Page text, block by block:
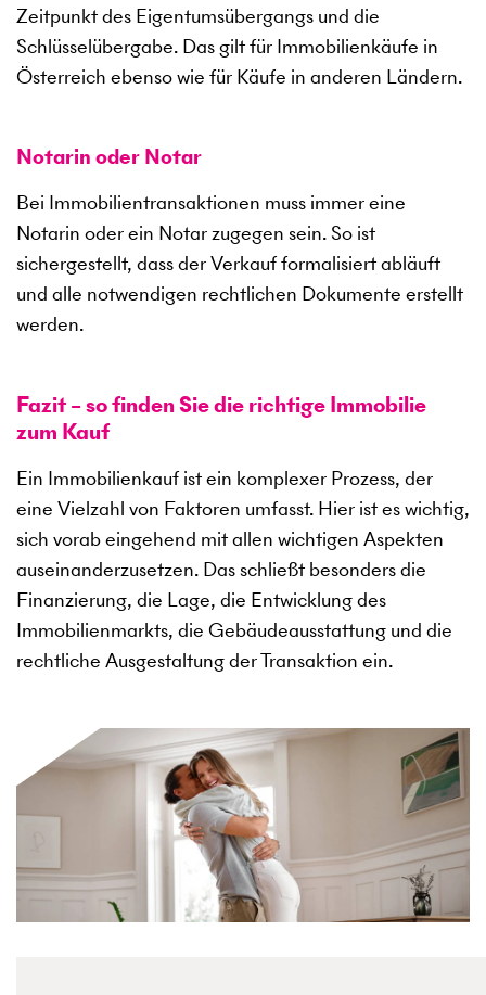
Zeitpunkt des Eigentumsübergangs und die
Schlüsselübergabe. Das gilt für Immobilienkäufe in
Österreich ebenso wie für Käufe in anderen Ländern.
Notarin oder Notar
Bei Immobilientransaktionen muss immer eine
Notarin oder ein Notar zugegen sein. So ist
sichergestellt, dass der Verkauf formalisiert abläuft
und alle notwendigen rechtlichen Dokumente erstellt
werden.
Fazit – so finden Sie die richtige Immobilie
zum Kauf
Ein Immobilienkauf ist ein komplexer Prozess, der
eine Vielzahl von Faktoren umfasst. Hier ist es wichtig,
sich vorab eingehend mit allen wichtigen Aspekten
auseinanderzusetzen. Das schließt besonders die
Finanzierung, die Lage, die Entwicklung des
Immobilienmarkts, die Gebäudeausstattung und die
rechtliche Ausgestaltung der Transaktion ein.